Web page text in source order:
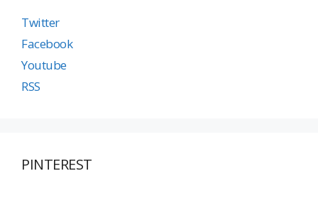
Twitter
Facebook
Youtube
RSS
PINTEREST